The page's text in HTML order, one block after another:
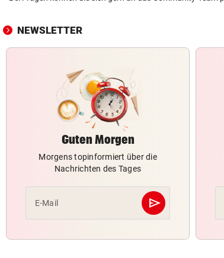
NEWSLETTER
Guten Morgen
Morgens topinformiert über die
Nachrichten des Tages
E-Mail send
Abschicken